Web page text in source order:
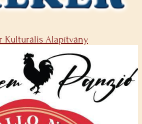
Kulturális Alapítvány